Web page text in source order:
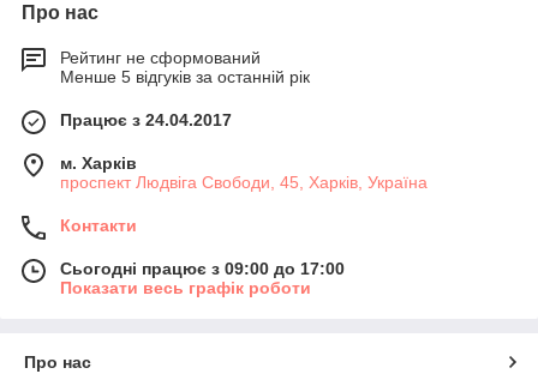
Про нас
Рейтинг не сформований
Менше 5 відгуків за останній рік
Працює з 24.04.2017
м. Харків
проспект Людвіга Свободи, 45, Харків, Україна
Контакти
Сьогодні працює з 09:00 до 17:00
Показати весь графік роботи
Про нас